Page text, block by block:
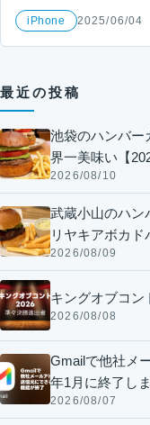
iPhone 2025/06/04
最近の投稿
池袋のハンバー
界一美味い【
2026/08/10
武蔵小山のハン
リヤキアボカド
2026/08/09
キングオブコン
2026/08/08
Gmailで他社メ
年1月に終了し
2026/08/07